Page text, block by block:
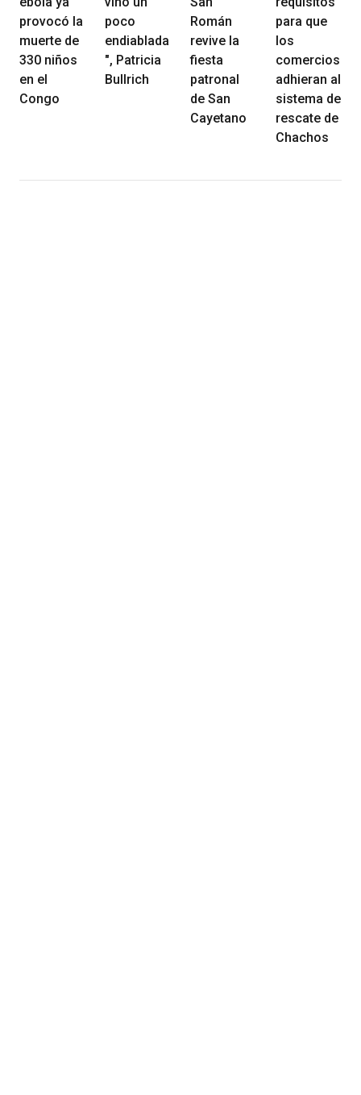
provocó la
muerte de
330 niños
en el
Congo
poco
endiablada
", Patricia
Bullrich
Román
revive la
fiesta
patronal
de San
Cayetano
para que
los
comercios
adhieran al
sistema de
rescate de
Chachos